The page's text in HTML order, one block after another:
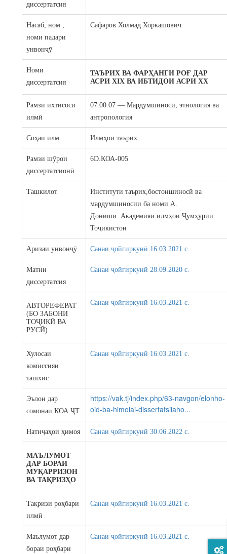
диссертатсия
Насаб, ном ,
номи падари
унвонҷӯ
Сафаров Холмад Хоркашович
Номи
диссертатсия
ТАЪРИХ ВА ФАРҲАНГИ РОҒ ДАР
АСРИ XIХ ВА ИБТИДОИ АСРИ XX
Рамзи ихтисоси
илмӣ
07.00.07 — Мардумшиносӣ, этнология ва
антропология
Соҳаи илм Илмҳои таърих
Рамзи шӯрои
диссертатсионӣ
6D.КОА-005
Ташкилот
Институти таърих,бостоншиносӣ ва
мардумшиносии ба номи А.
Дониши Академияи илмҳои Ҷумҳурии
Тоҷикистон
Аризаи унвонҷӯ Санаи ҷойгиркунӣ 16.03.2021 c.
Матни
диссертатсия
Санаи ҷойгиркунӣ 28.09.2020 c.
АВТОРЕФЕРАТ
(БО ЗАБОНИ
ТОҶИКӢ ВА
РУСӢ)
Санаи ҷойгиркунӣ 16.03.2021 c.
Хулосаи
комиссияи
ташхис
Санаи ҷойгиркунӣ 16.03.2021 c.
Эълон дар
сомонаи КОА ҶТ
https://vak.tj/index.php/63-navgon/elonho-
oid-ba-himoiai-dissertatsiiaho...
Натиҷаҳои ҳимоя Санаи ҷойгиркунӣ 30.06.2022 c.
МАЪЛУМОТ
ДАР БОРАИ
МУҚАРРИЗОН
ВА ТАҚРИЗҲО
Тақризи роҳбари
илмӣ
Санаи ҷойгиркунӣ 16.03.2021 c.
Маълумот дар
бораи роҳбари
Санаи ҷойгиркунӣ 16.03.2021 c.